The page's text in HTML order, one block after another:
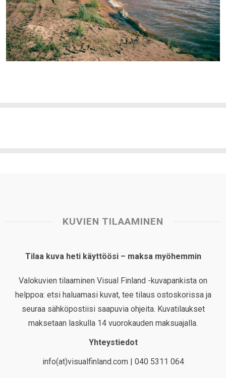
KUVIEN TILAAMINEN
Tilaa kuva heti käyttöösi – maksa myöhemmin
Valokuvien tilaaminen Visual Finland -kuvapankista on
helppoa: etsi haluamasi kuvat, tee tilaus ostoskorissa ja
seuraa sähköpostiisi saapuvia ohjeita. Kuvatilaukset
maksetaan laskulla 14 vuorokauden maksuajalla.
Yhteystiedot
info(at)visualfinland.com | 040 5311 064